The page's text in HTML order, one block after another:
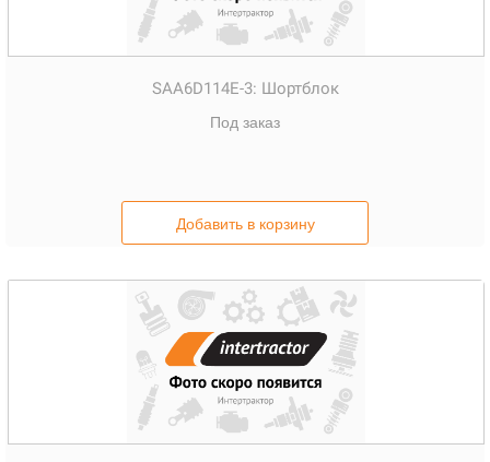
SAA6D114E-3: Шортблок
Под заказ
Добавить в корзину